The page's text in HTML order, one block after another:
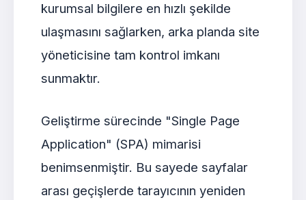
kurumsal bilgilere en hızlı şekilde
ulaşmasını sağlarken, arka planda site
yöneticisine tam kontrol imkanı
sunmaktır.
Geliştirme sürecinde "Single Page
Application" (SPA) mimarisi
benimsenmiştir. Bu sayede sayfalar
arası geçişlerde tarayıcının yeniden